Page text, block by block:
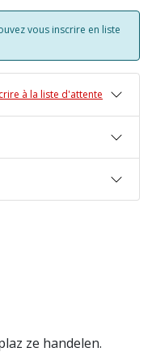
vous inscrire en liste
à la liste d'attente
ze handelen.